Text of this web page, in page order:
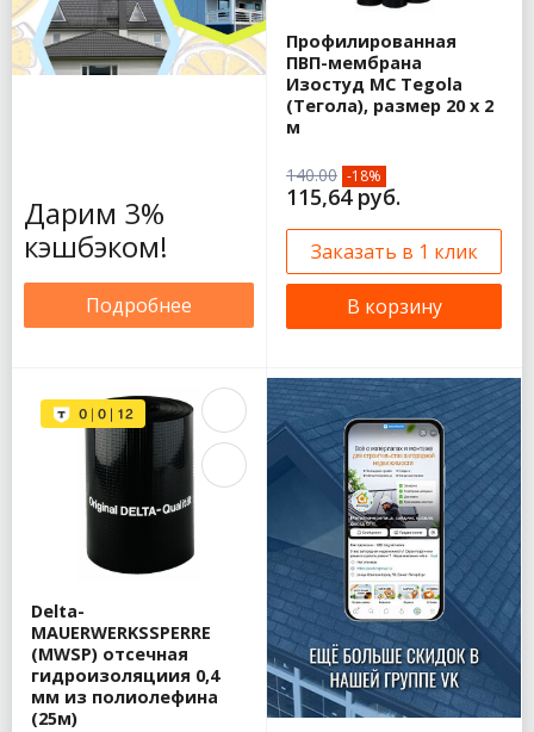
Металл Профиль
Бюджет
(прямоугольный)
Металл Профиль
GrandSystem
125/90
Водосток
металлический
Промышленный
металлический
водосток
Дарим 3%
кэшбэком!
Подробнее
Профилированная
ПВП-мембрана
Изостуд МС Tegola
(Тегола), размер 20 х 2
м
140.00 -18%
115,64 руб.
Заказать в 1 клик
В корзину
Delta-
MAUERWERKSSPERRE
(MWSP) отсечная
гидроизоляциия 0,4
мм из полиолефина
(25м)